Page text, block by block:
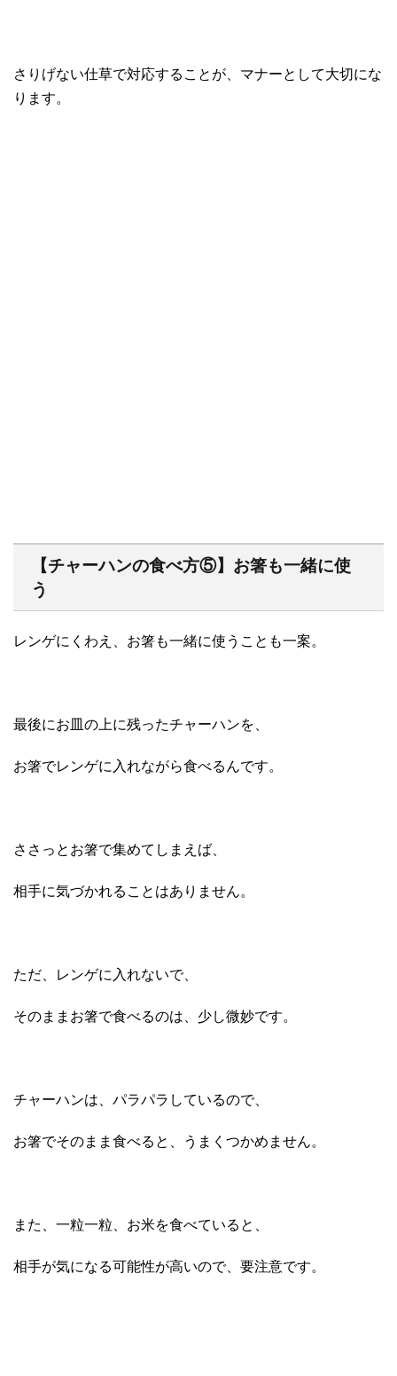
さりげない仕草で対応することが、マナーとして大切にな
ります。
【チャーハンの食べ方⑤】お箸も一緒に使
う
レンゲにくわえ、お箸も一緒に使うことも一案。
最後にお皿の上に残ったチャーハンを、
お箸でレンゲに入れながら食べるんです。
ささっとお箸で集めてしまえば、
相手に気づかれることはありません。
ただ、レンゲに入れないで、
そのままお箸で食べるのは、少し微妙です。
チャーハンは、パラパラしているので、
お箸でそのまま食べると、うまくつかめません。
また、一粒一粒、お米を食べていると、
相手が気になる可能性が高いので、要注意です。